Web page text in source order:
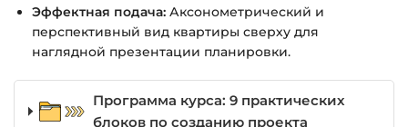
Эффектная подача: Аксонометрический и
перспективный вид квартиры сверху для
наглядной презентации планировки.
Программа курса: 9 практических
блоков по созданию проекта